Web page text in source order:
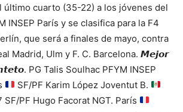
último cuarto (35-22) a los jóvenes del
INSEP París y se clasifica para la F4
que será a finales de mayo, contra
Madrid, Ulm y F. C. Barcelona. 𝙈𝙚𝙟𝙤𝙧
PG Talis Soulhac PFYM INSEP
SF/PF Karim López Joventut B.
SF/PF Hugo Facorat NGT. París